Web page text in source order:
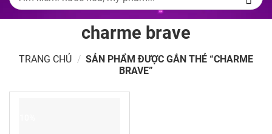
kiếm:
charme brave
TRANG CHỦ / SẢN PHẨM ĐƯỢC GẮN THẺ “CHARME
BRAVE”